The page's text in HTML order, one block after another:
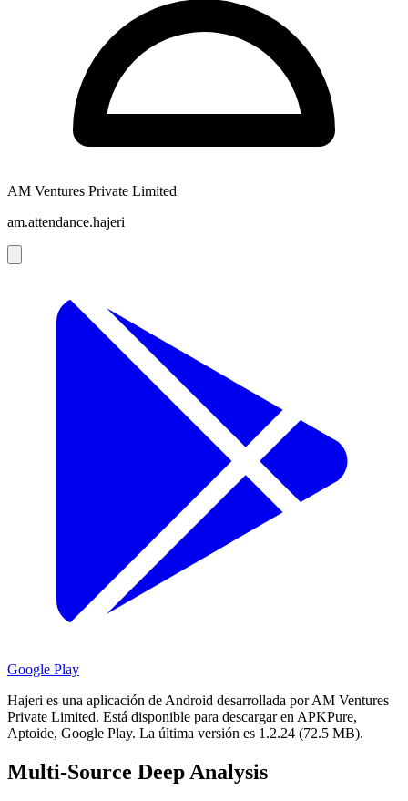
AM Ventures Private Limited
am.attendance.hajeri
Google Play
Hajeri es una aplicación de Android desarrollada por AM Ventures
Private Limited. Está disponible para descargar en APKPure,
Aptoide, Google Play. La última versión es 1.2.24 (72.5 MB).
Multi-Source Deep Analysis